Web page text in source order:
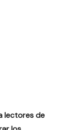
lectores de